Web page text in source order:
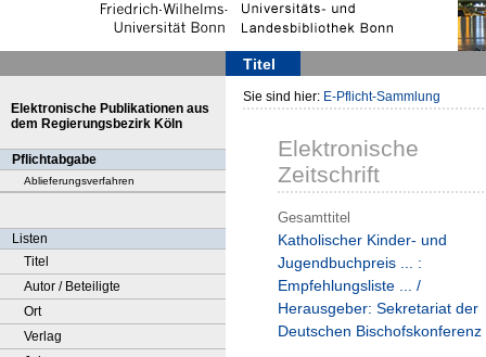
Titel
Elektronische Publikationen aus
dem Regierungsbezirk Köln
Pflichtabgabe
Ablieferungsverfahren
Listen
Titel
Autor / Beteiligte
Ort
Verlag
Sie sind hier: E-Pflicht-Sammlung
Elektronische
Zeitschrift
Gesamttitel
Katholischer Kinder- und
Jugendbuchpreis ... :
Empfehlungsliste ... /
Herausgeber: Sekretariat der
Deutschen Bischofskonferenz